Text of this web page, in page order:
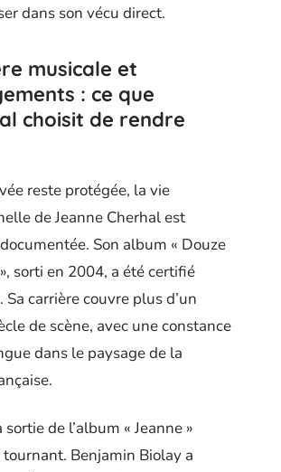
dans son vécu direct.
musicale et
: ce que
choisit de rendre
reste protégée, la vie
de Jeanne Cherhal est
Son album « Douze
sorti en 2004, a été certifié
Sa carrière couvre plus d’un
de scène, avec une constance
dans le paysage de la
de l’album « Jeanne »
Benjamin Biolay a